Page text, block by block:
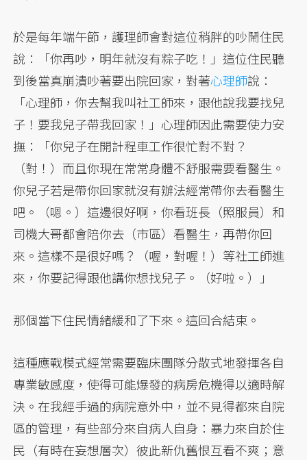
於是每年端午節，護理師會對這位稍胖的吵鬧住民
說：「你再吵，明年就沒有粽子吃！」這位住民聽
到後當真崩潰吵著要出院回家，對著心理師說：
「心理師，你去幫我叫社工師來，跟他說我要找兒
子！要我兒子帶我回家！」心理師因此需要使力安
撫：「你兒子在開計程車工作很忙對不對？
（對！）而且你現在常常身體不舒服需要看醫生。
你兒子若是帶你回家就沒有辦法經常帶你去看醫生
吧。（嗯。）這邊很好啊，你看班長（照服員）和
司機大哥都會陪你去（市區）看醫生，再帶你回
來。這樣不是很好嗎？（喔，對喔！）等社工師進
來，你要記得跟他講你想找兒子。（好啦。）」
那個當下住民情緒緩和了下來。這回合結束。
這種應戰模式經常需要臨床團隊分散式地發揮各自
專業敏感度，使得可能爆發的病房危機得以適時解
決。在我經手過的病院意外中，並不見得都來自院
區的管理，有些部分來自病人自身：暴力來自於住
民（有時在妄想層次）彼此新仇舊恨互看不爽；意